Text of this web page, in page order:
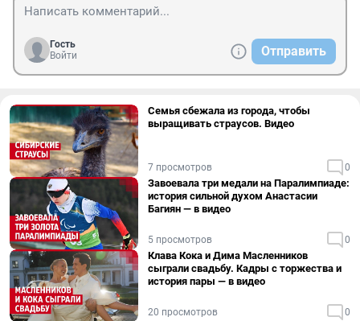
Гость
Войти
Отправить
Семья сбежала из города, чтобы
выращивать страусов. Видео
7 просмотров 0
Завоевала три медали на Паралимпиаде:
история сильной духом Анастасии
Багиян — в видео
5 просмотров 0
Клава Кока и Дима Масленников
сыграли свадьбу. Кадры с торжества и
история пары — в видео
20 просмотров 0